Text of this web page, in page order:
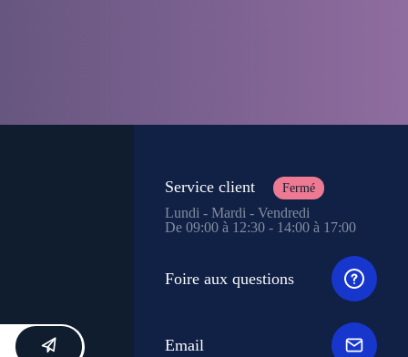
Service client Fermé
Lundi - Mardi - Vendredi
De 09:00 à 12:30 - 14:00 à 17:00
Foire aux questions
Email